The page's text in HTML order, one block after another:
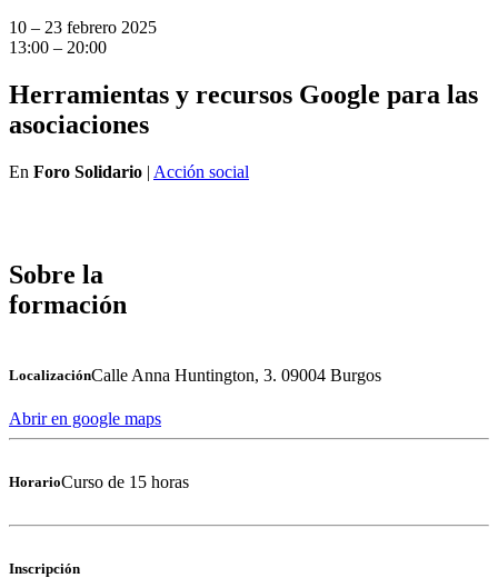
10 – 23 febrero 2025
13:00 – 20:00
Herramientas y recursos Google para las
asociaciones
En Foro Solidario | Acción social
Sobre la
formación
LocalizaciónCalle Anna Huntington, 3. 09004 Burgos
Abrir en google maps
HorarioCurso de 15 horas
Inscripción